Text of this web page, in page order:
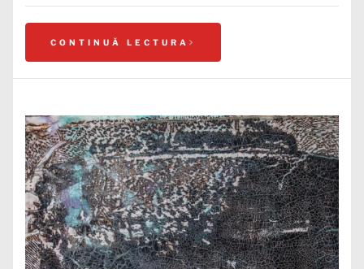
CONTINUĂ LECTURA